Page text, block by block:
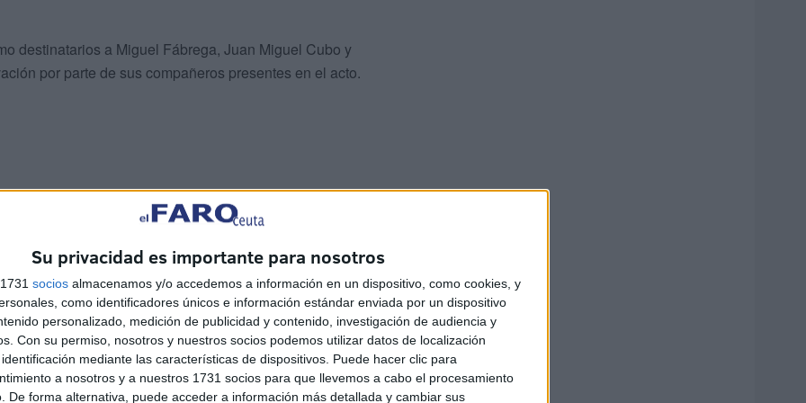
Su privacidad es importante para nosotros
socios almacenamos y/o accedemos a información en un dispositivo, como cookies, y
como identificadores únicos e información estándar enviada por un dispositivo
personalizado, medición de publicidad y contenido, investigación de audiencia y
Con su permiso, nosotros y nuestros socios podemos utilizar datos de localización
mediante las características de dispositivos. Puede hacer clic para
a nosotros y a nuestros 1731 socios para que llevemos a cabo el procesamiento
De forma alternativa, puede acceder a información más detallada y cambiar sus
destinatarios a Miguel Fábrega, Juan Miguel Cubo y
por parte de sus compañeros presentes en el acto.
diaria que llevan a cabo los funcionarios de prisiones,
del centro penitenciario y haciendo entrega
más de 25 años de trayectoria profesional dentro de
Alcalá, María Felisa Cea Beunza, José Carlos López
González.
más, uno a la compañía naviera
trasladar a los reclusos y otro a la empresa encargada